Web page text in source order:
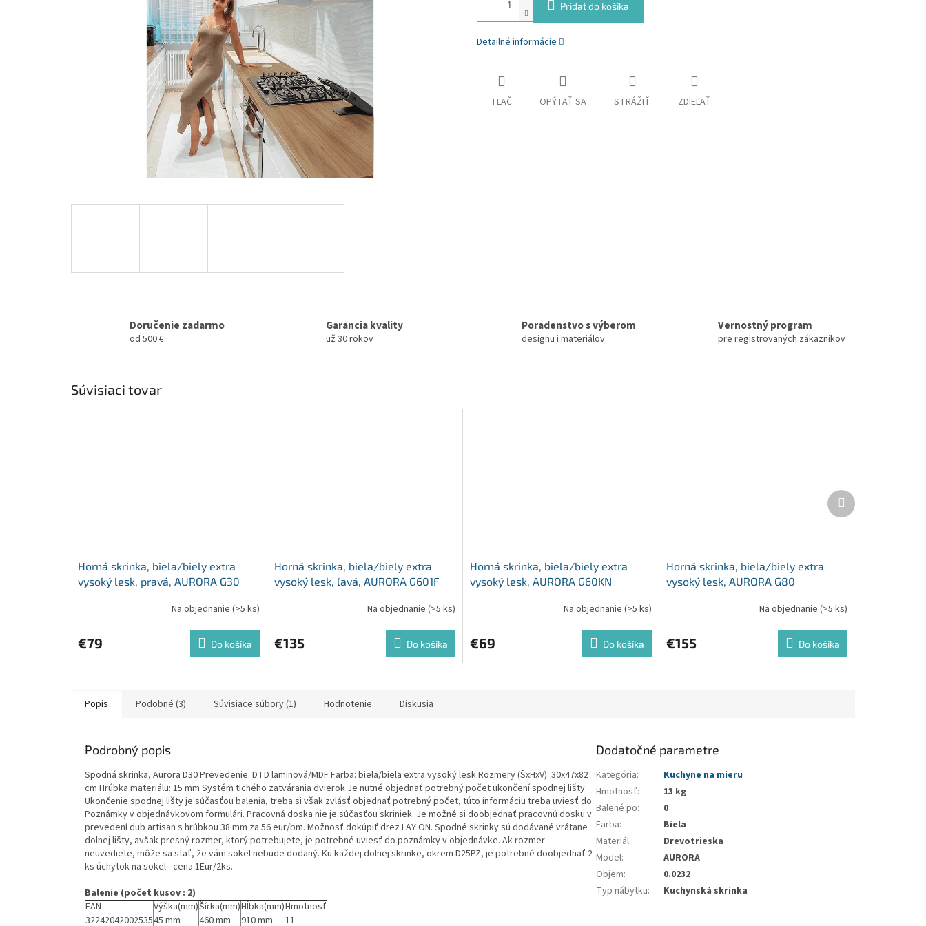
Pridať do košíka
Detailné informácie
TLAČ OPÝTAŤ SA STRÁŽIŤ ZDIEĽAŤ
Doručenie zadarmo
od 500 €
Garancia kvality
už 30 rokov
Poradenstvo s výberom
designu i materiálov
Vernostný program
pre registrovaných zákazníkov
Súvisiaci tovar
Horná skrinka, biela/biely extra
vysoký lesk, pravá, AURORA G30
Na objednanie (>5 ks)
€79 Do košíka
Horná skrinka, biela/biely extra
vysoký lesk, ľavá, AURORA G601F
Na objednanie (>5 ks)
€135 Do košíka
Horná skrinka, biela/biely extra
vysoký lesk, AURORA G60KN
Na objednanie (>5 ks)
€69 Do košíka
Horná skrinka, biela/biely extra
vysoký lesk, AURORA G80
Na objednanie (>5 ks)
€155 Do košíka
Ďalší
produkt
Popis Podobné (3) Súvisiace súbory (1) Hodnotenie Diskusia
Podrobný popis
Spodná skrinka, Aurora D30 Prevedenie: DTD laminová/MDF Farba: biela/biela extra vysoký lesk Rozmery (ŠxHxV): 30x47x82
cm Hrúbka materiálu: 15 mm Systém tichého zatvárania dvierok Je nutné objednať potrebný počet ukončení spodnej lišty
Ukončenie spodnej lišty je súčasťou balenia, treba si však zvlásť objednať potrebný počet, túto informáciu treba uviesť do
Poznámky v objednávkovom formulári. Pracovná doska nie je súčasťou skriniek. Je možné si doobjednať pracovnú dosku v
prevedení dub artisan s hrúbkou 38 mm za 56 eur/bm. Možnosť dokúpiť drez LAY ON. Spodné skrinky sú dodávané vrátane
dolnej lišty, avšak presný rozmer, ktorý potrebujete, je potrebné uviesť do poznámky v objednávke. Ak rozmer
neuvediete, môže sa stať, že vám sokel nebude dodaný. Ku každej dolnej skrinke, okrem D25PZ, je potrebné doobjednať 2
ks úchytok na sokel - cena 1Eur/2ks.
Balenie (počet kusov : 2)
EAN
Výška(mm)Šírka(mm)Hĺbka(mm)Hmotnosť
3224204200253545 mm 460 mm 910 mm 11
Dodatočné parametre
Kategória:
Kuchyne na mieru
Hmotnosť:
13 kg
Balené po:
0
Farba:
Biela
Materiál:
Drevotrieska
Model:
AURORA
Objem:
0.0232
Typ nábytku: Kuchynská skrinka